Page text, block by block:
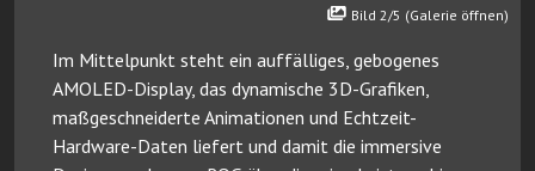
Bild 2/5 (Galerie öffnen)
Im Mittelpunkt steht ein auffälliges, gebogenes
AMOLED-Display, das dynamische 3D-Grafiken,
maßgeschneiderte Animationen und Echtzeit-
Hardware-Daten liefert und damit die immersive